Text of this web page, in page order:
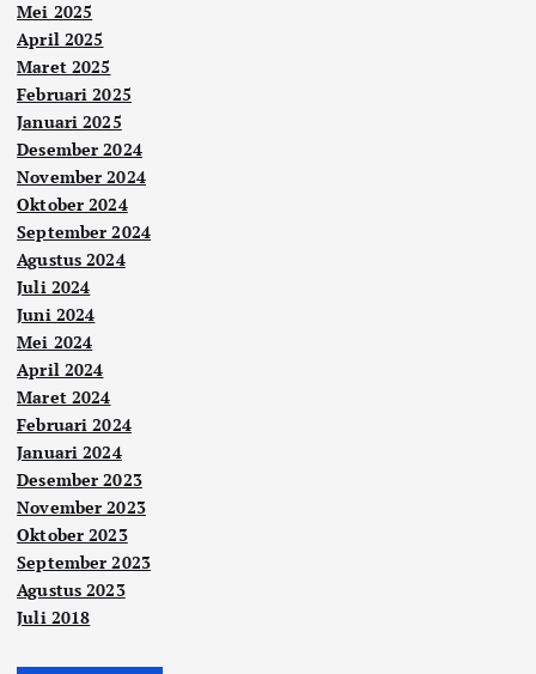
Mei 2025
April 2025
Maret 2025
Februari 2025
Januari 2025
Desember 2024
November 2024
Oktober 2024
September 2024
Agustus 2024
Juli 2024
Juni 2024
Mei 2024
April 2024
Maret 2024
Februari 2024
Januari 2024
Desember 2023
November 2023
Oktober 2023
September 2023
Agustus 2023
Juli 2018